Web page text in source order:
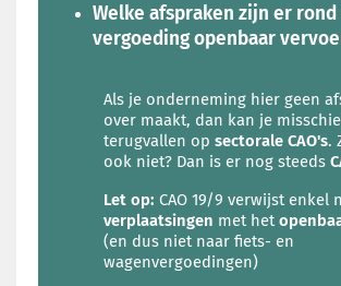
Welke afspraken zijn er rond
vergoeding openbaar
Als je onderneming hier geen
over maakt, dan kan je
terugvallen op sectorale CAO's.
ook niet? Dan is er nog steeds
Let op: CAO 19/9 verwijst enkel
verplaatsingen met het
(en dus niet naar fiets- en
wagenvergoedingen)